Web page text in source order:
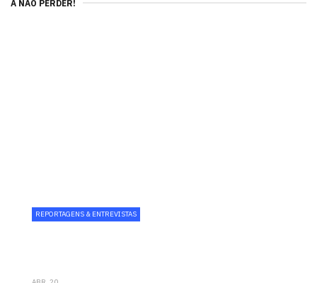
A NÃO PERDER!
REPORTAGENS & ENTREVISTAS